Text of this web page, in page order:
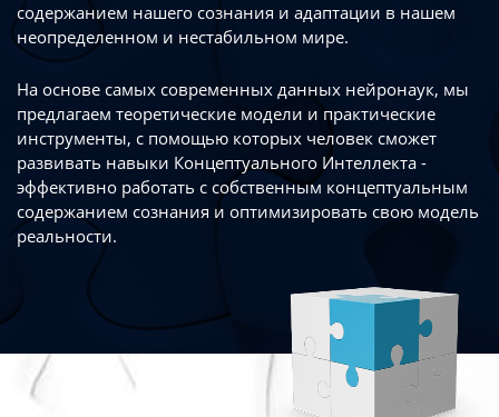
содержанием нашего сознания и адаптации в нашем
неопределенном и нестабильном мире.
На основе самых современных данных нейронаук, мы
предлагаем теоретические модели и практические
инструменты, с помощью которых человек сможет
развивать навыки Концептуального Интеллекта -
эффективно работать с собственным концептуальным
содержанием сознания и оптимизировать свою модель
реальности.